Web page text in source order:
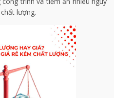
lượng.